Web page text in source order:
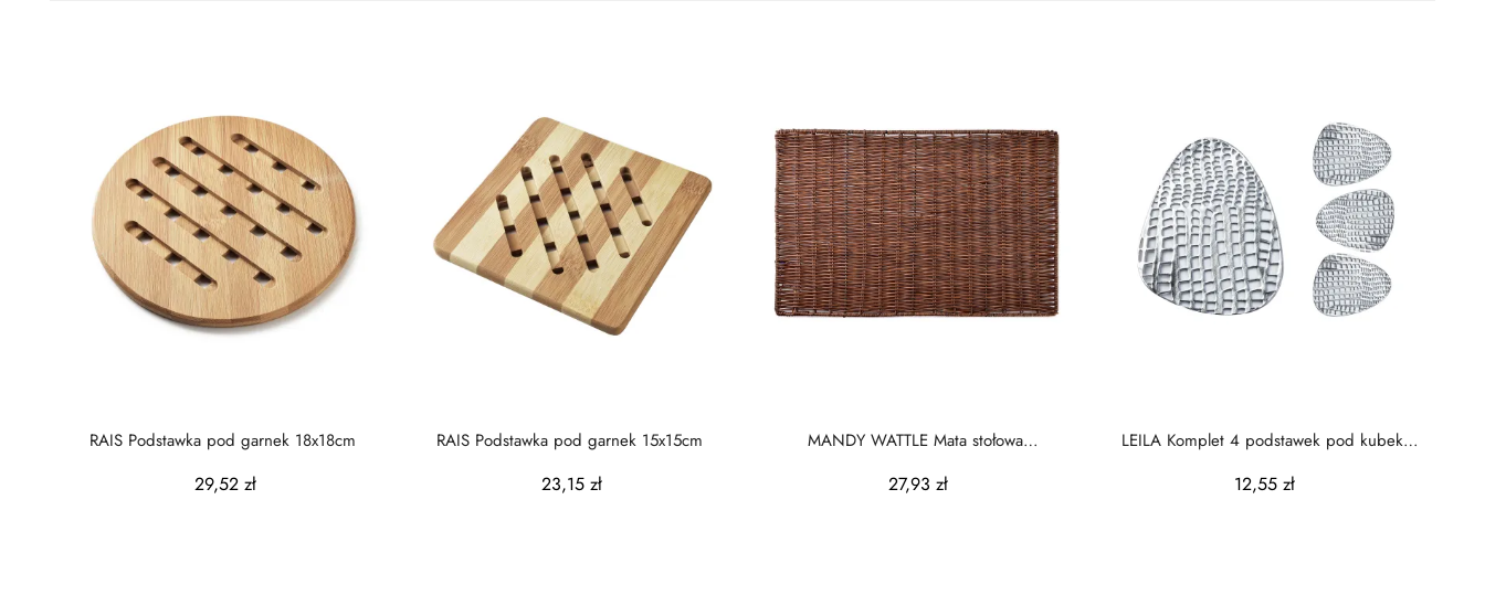
RAIS Podstawka pod garnek 18x18cm
29,52 zł
RAIS Podstawka pod garnek 15x15cm
23,15 zł
MANDY WATTLE Mata stołowa
27,93 zł
LEILA Komplet 4 podstawek pod kubek
12,55 zł